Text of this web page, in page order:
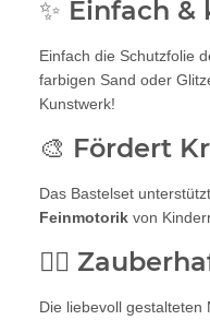
✨ Einfach
Einfach die Schutzfolie
farbigen Sand oder
Kunstwerk!
🎨 Fördert
Das Bastelset
Feinmotorik von
🧜‍♀️
Die liebevoll